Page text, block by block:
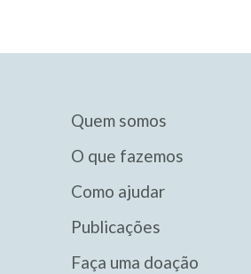
Quem somos
O que fazemos
Como ajudar
Publicações
Faça uma doação